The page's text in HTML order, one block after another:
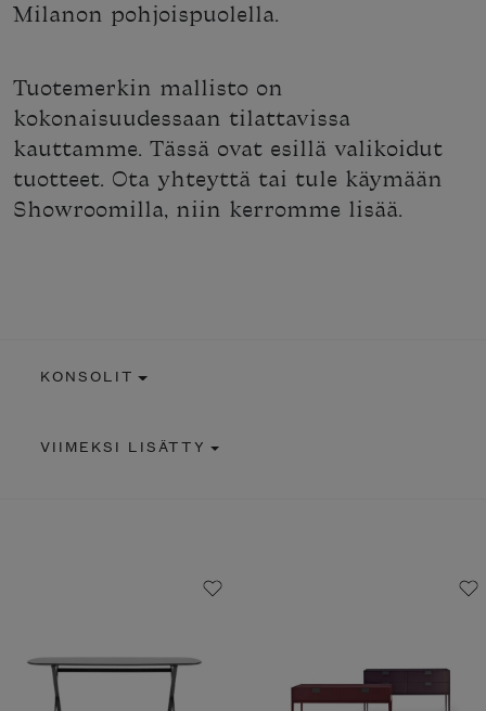
Milanon pohjoispuolella.
Tuotemerkin mallisto on
kokonaisuudessaan tilattavissa
kauttamme. Tässä ovat esillä valikoidut
tuotteet. Ota yhteyttä tai tule käymään
Showroomilla, niin kerromme lisää.
KONSOLIT
VIIMEKSI LISÄTTY